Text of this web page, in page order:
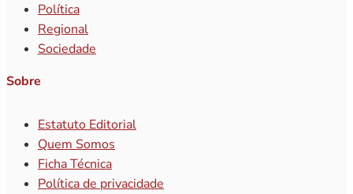
Política
Regional
Sociedade
Sobre
Estatuto Editorial
Quem Somos
Ficha Técnica
Política de privacidade